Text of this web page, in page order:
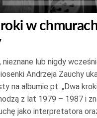
w
nieznane lub nigdy
Andrzeja Zauchy
na albumie pt. „Dwa
z lat 1979 – 1987 i
jako interpretatora